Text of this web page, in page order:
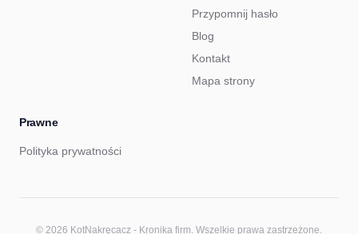
Przypomnij hasło
Blog
Kontakt
Mapa strony
Prawne
Polityka prywatności
© 2026 KotNakręcacz - Kronika firm. Wszelkie prawa zastrzeżone.